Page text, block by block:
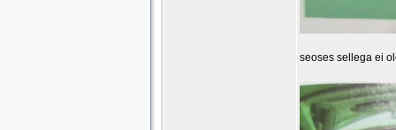
seoses sellega ei